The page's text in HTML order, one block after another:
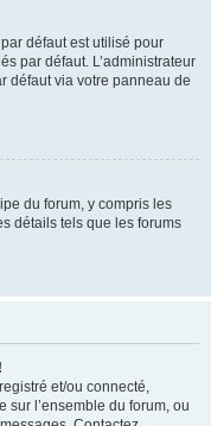
défaut est utilisé pour
par défaut. L’administrateur
défaut via votre panneau de
du forum, y compris les
détails tels que les forums
et/ou connecté,
sur l’ensemble du forum, ou